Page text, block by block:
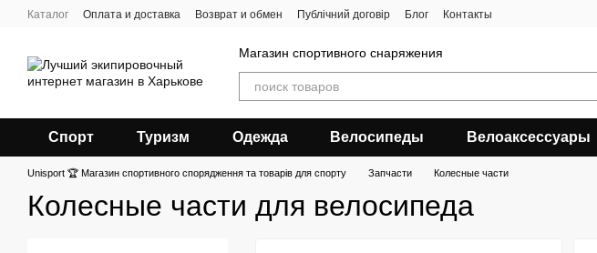
Перейти к основному контенту
Каталог Оплата и доставка Возврат и обмен Публічний договір Блог Контакты
Магазин спортивного снаряжения
Спорт Туризм Одежда Велосипеды Велоаксессуары
Unisport 🏆 Магазин спортивного спорядження та товарів для спорту Запчасти Колесные части
Колесные части для велосипеда